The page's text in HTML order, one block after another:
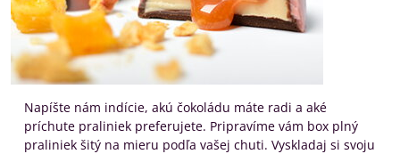
Napíšte nám indície, akú čokoládu máte radi a aké
príchute praliniek preferujete. Pripravíme vám box plný
praliniek šitý na mieru podľa vašej chuti. Vyskladaj si svoju